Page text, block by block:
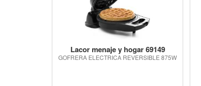
Lacor menaje y hogar 69149
GOFRERA ELECTRICA REVERSIBLE 875W